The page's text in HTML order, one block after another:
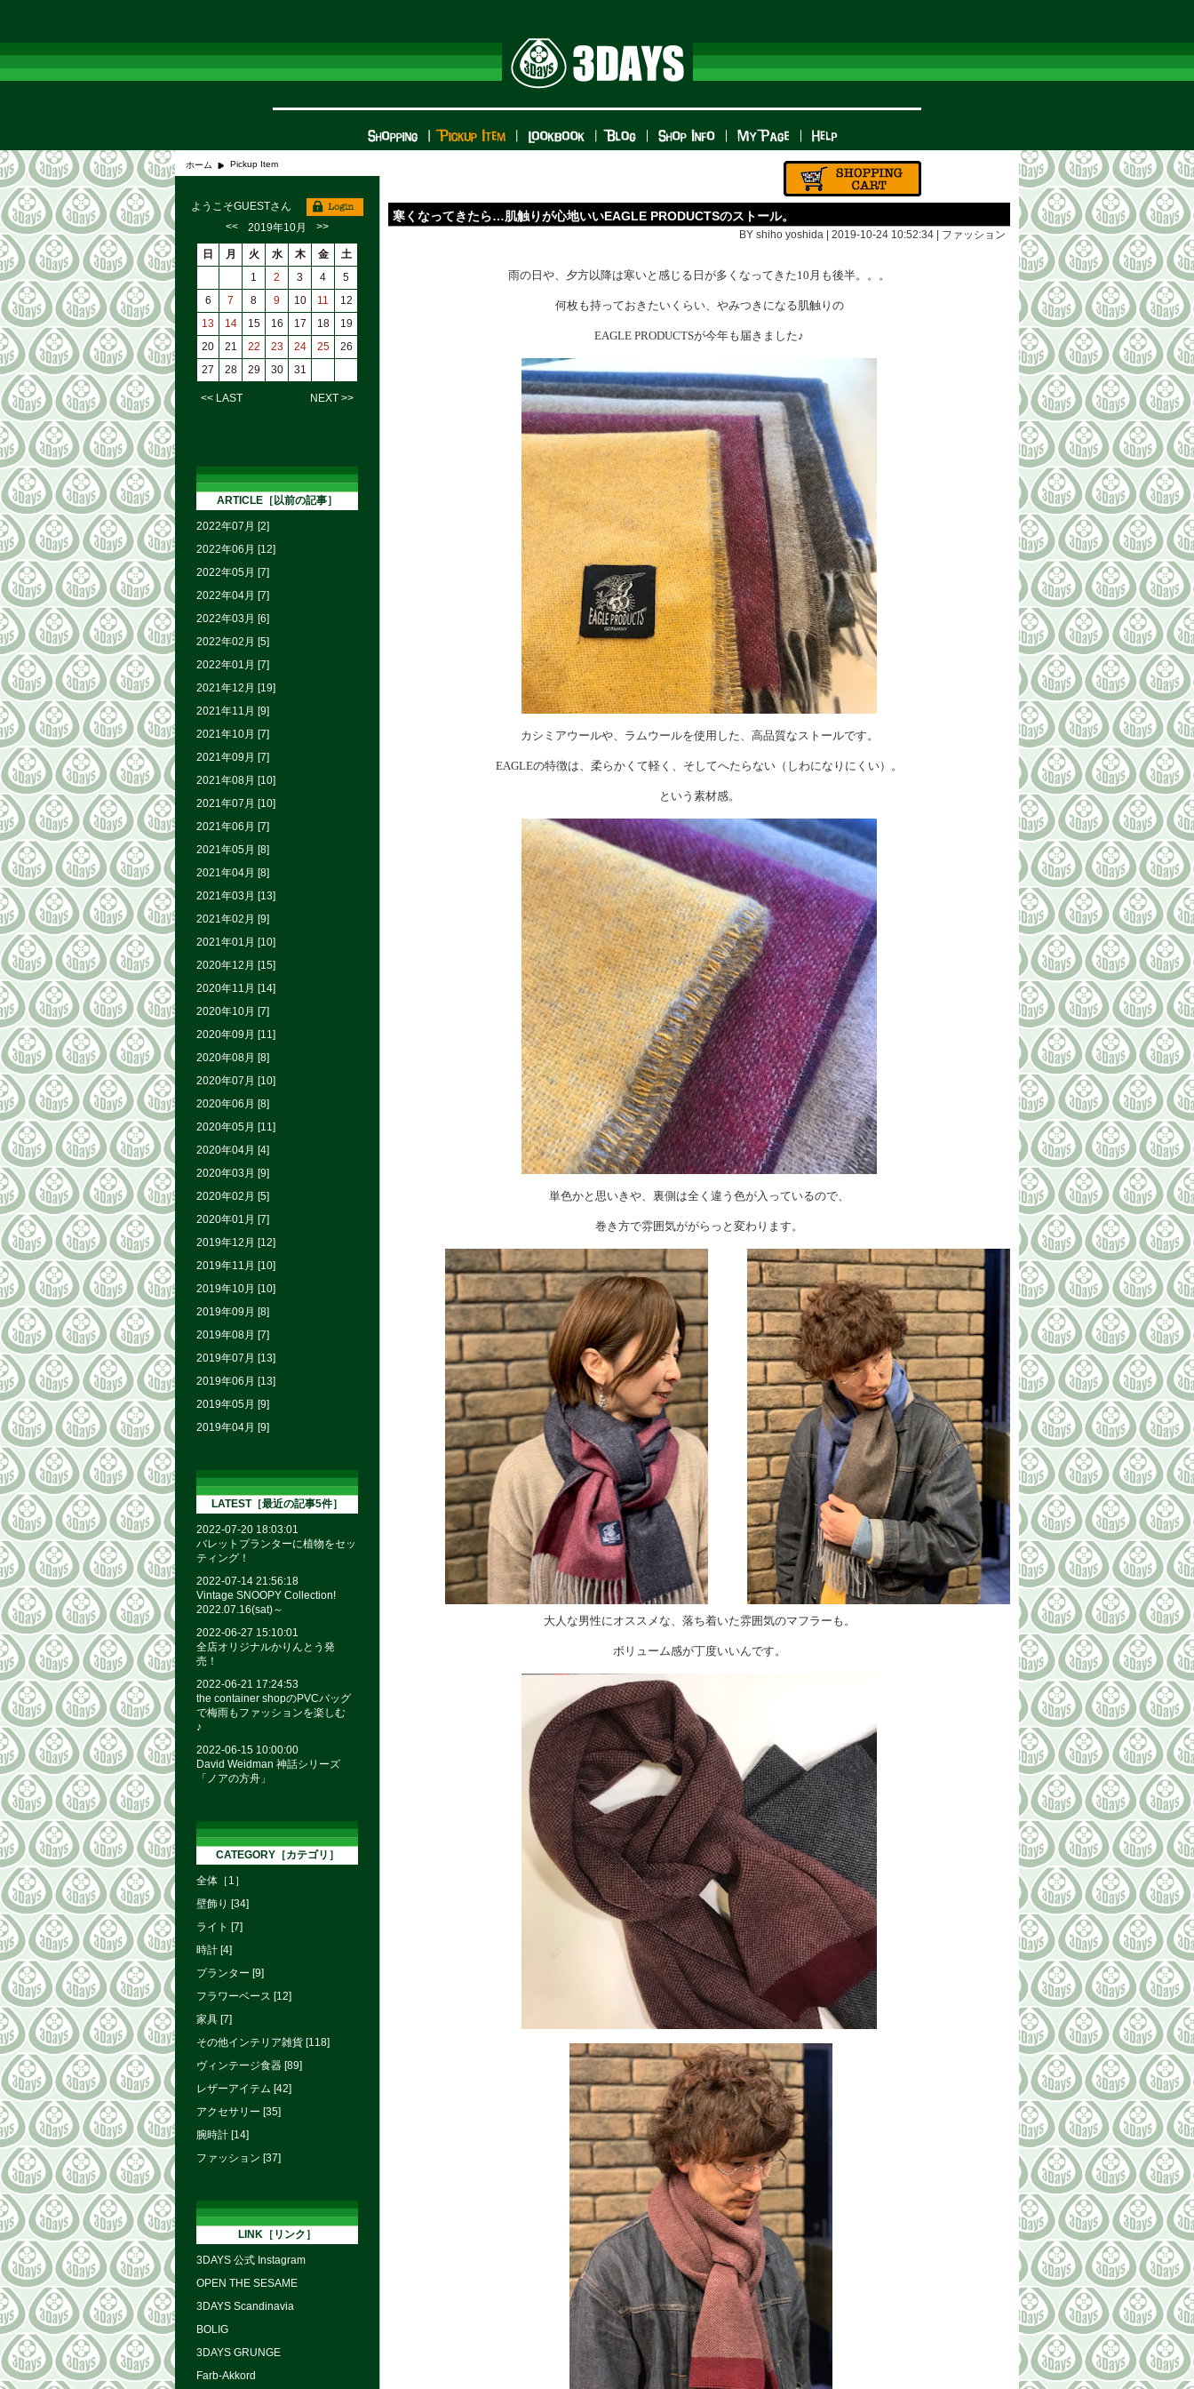
ホーム Pickup Item
寒くなってきたら…肌触りが心地いいEAGLE PRODUCTSのストール。
BY shiho yoshida | 2019-10-24 10:52:34 | ファッション
雨の日や、夕方以降は寒いと感じる日が多くなってきた10月も後半。。。
何枚も持っておきたいくらい、やみつきになる肌触りの
EAGLE PRODUCTSが今年も届きました♪
カシミアウールや、ラムウールを使用した、高品質なストールです。
EAGLEの特徴は、柔らかくて軽く、そしてへたらない（しわになりにくい）。
という素材感。
単色かと思いきや、裏側は全く違う色が入っているので、
巻き方で雰囲気ががらっと変わります。
大人な男性にオススメな、落ち着いた雰囲気のマフラーも。
ボリューム感が丁度いいんです。
ようこそGUESTさん
<<
2019年10月 >>
日 月 火 水 木 金
土
1
2 3 4
5
6
7 8 9 10 11
12
13
14 15 16 17 18
19
20
21 22 23 24 25
26
27
28 29 30 31
<< LAST NEXT >>
ARTICLE［以前の記事］
2022年07月 [2]
2022年06月 [12]
2022年05月 [7]
2022年04月 [7]
2022年03月 [6]
2022年02月 [5]
2022年01月 [7]
2021年12月 [19]
2021年11月 [9]
2021年10月 [7]
2021年09月 [7]
2021年08月 [10]
2021年07月 [10]
2021年06月 [7]
2021年05月 [8]
2021年04月 [8]
2021年03月 [13]
2021年02月 [9]
2021年01月 [10]
2020年12月 [15]
2020年11月 [14]
2020年10月 [7]
2020年09月 [11]
2020年08月 [8]
2020年07月 [10]
2020年06月 [8]
2020年05月 [11]
2020年04月 [4]
2020年03月 [9]
2020年02月 [5]
2020年01月 [7]
2019年12月 [12]
2019年11月 [10]
2019年10月 [10]
2019年09月 [8]
2019年08月 [7]
2019年07月 [13]
2019年06月 [13]
2019年05月 [9]
2019年04月 [9]
LATEST［最近の記事5件］
2022-07-20 18:03:01
バレットプランターに植物をセッ
ティング！
2022-07-14 21:56:18
Vintage SNOOPY Collection!
2022.07.16(sat)～
2022-06-27 15:10:01
全店オリジナルかりんとう発
売！
2022-06-21 17:24:53
the container shopのPVCバッグ
で梅雨もファッションを楽しむ
♪
2022-06-15 10:00:00
David Weidman 神話シリーズ
「ノアの方舟」
CATEGORY［カテゴリ］
全体［1］
壁飾り [34]
ライト [7]
時計 [4]
プランター [9]
フラワーベース [12]
家具 [7]
その他インテリア雑貨 [118]
ヴィンテージ食器 [89]
レザーアイテム [42]
アクセサリー [35]
腕時計 [14]
ファッション [37]
LINK［リンク］
3DAYS 公式 Instagram
OPEN THE SESAME
3DAYS Scandinavia
BOLIG
3DAYS GRUNGE
Farb-Akkord